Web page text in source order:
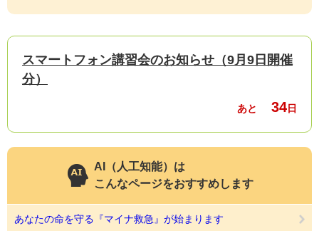
スマートフォン講習会のお知らせ（9月9日開催
分）
あと 34日
AI（人工知能）は
こんなページをおすすめします
あなたの命を守る『マイナ救急』が始まります